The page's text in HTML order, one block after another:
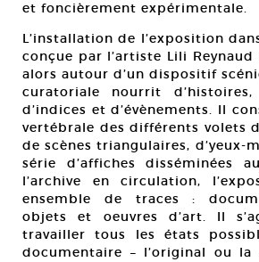
et foncièrement expérimentale.
L’installation de l’exposition
conçue par l’artiste Lili Reynaud
alors autour d’un dispositif
curatoriale nourrit
d’indices et d’évènements. Il
vertébrale des différents volets
de scènes triangulaires, d’yeux-
série d’affiches disséminées
l’archive en circulation,
ensemble de traces :
objets et oeuvres d’art. Il
travailler tous les états
documentaire – l’original ou